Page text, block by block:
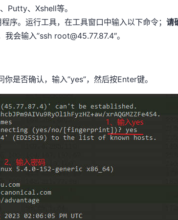
Putty、Xshell等。
序。运行工具，在工具窗口中输入以下命令；请
我会输入”ssh root@45.77.87.4″。
是否确认，输入”yes”，然后按Enter键。